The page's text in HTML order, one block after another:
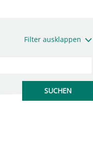
Filter ausklappen